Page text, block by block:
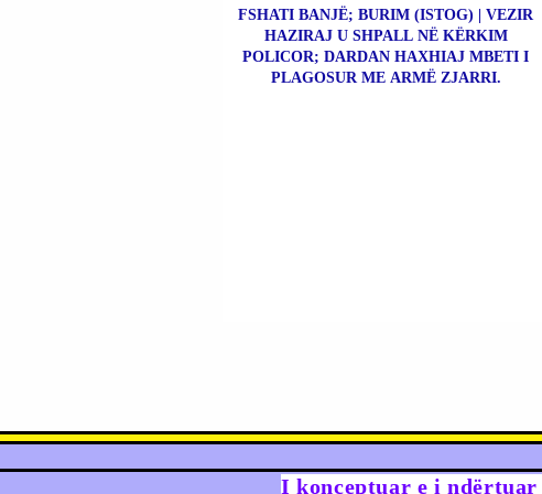
FSHATI BANJË; BURIM (ISTOG) | VEZIR
HAZIRAJ U SHPALL NË KËRKIM
POLICOR; DARDAN HAXHIAJ MBETI I
PLAGOSUR ME ARMË ZJARRI.
I konceptuar e i